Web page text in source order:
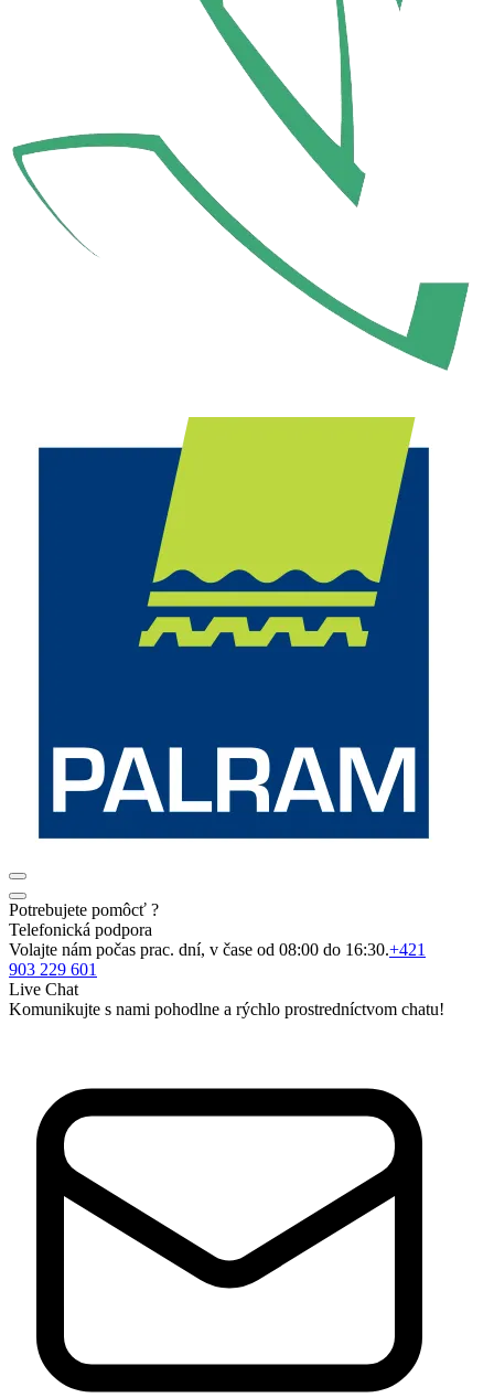
Potrebujete pomôcť ?
Telefonická podpora
Volajte nám počas prac. dní, v čase od 08:00 do 16:30.+421
903 229 601
Live Chat
Komunikujte s nami pohodlne a rýchlo prostredníctvom chatu!